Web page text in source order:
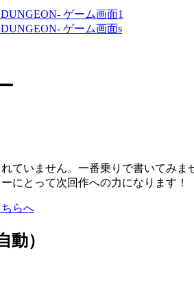
ていません。一番乗りで書いてみま
にとって次回作への力になります！
らへ
）